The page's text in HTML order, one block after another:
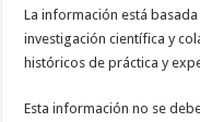
La información está
investigación científica y
históricos de práctica y
Esta información no se